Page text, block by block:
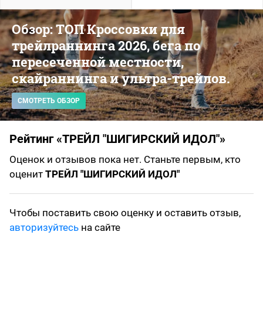
Обзор: ТОП Кроссовки для
трейлраннинга 2026, бега по
пересеченной местности,
скайраннинга и ультра-трейлов.
СМОТРЕТЬ ОБЗОР
Рейтинг «ТРЕЙЛ "ШИГИРСКИЙ ИДОЛ"»
Оценок и отзывов пока нет. Станьте первым, кто
оценит ТРЕЙЛ "ШИГИРСКИЙ ИДОЛ"
Чтобы поставить свою оценку и оставить отзыв,
авторизуйтесь на сайте